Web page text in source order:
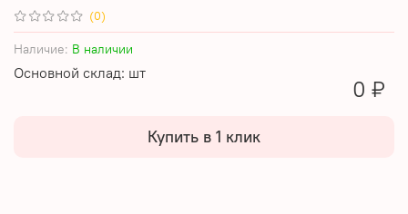
(0)
Наличие: В наличии
Основной склад: шт
0 ₽
Купить в 1 клик